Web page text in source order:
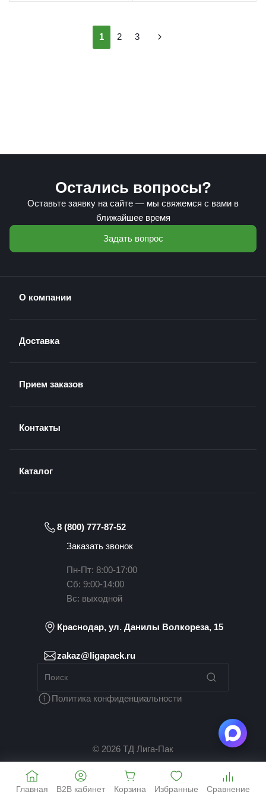
1 2 3
Остались вопросы?
Оставьте заявку на сайте — мы свяжемся с вами в
ближайшее время
Задать вопрос
О компании
Доставка
Прием заказов
Контакты
Каталог
8 (800) 777-87-52
Заказать звонок
Пн-Пт: 8:00-17:00
Сб: 9:00-14:00
Вс: выходной
Краснодар, ул. Данилы Волкореза, 15
zakaz@ligapack.ru
Политика конфиденциальности
© 2026 ТД Лига-Пак
Главная B2B кабинет Корзина Избранные Сравнение